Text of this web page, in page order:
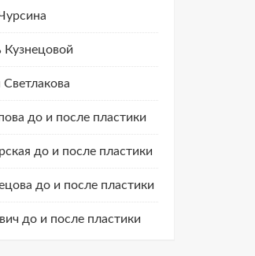
до и после пластики
до и после пластики
до и после пластики
до и после пластики